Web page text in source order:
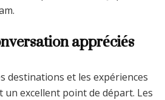
appréciés
destinations et les expériences
excellent point de départ. Les